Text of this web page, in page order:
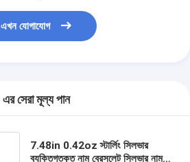
এখন যোগাযোগ
এর সেরা মূল্য পান
7.48in 0.42oz স্টার্লিং সিলভার
ব্যক্তিগতকৃত নাম ব্রেসলেট সিলভার নাম